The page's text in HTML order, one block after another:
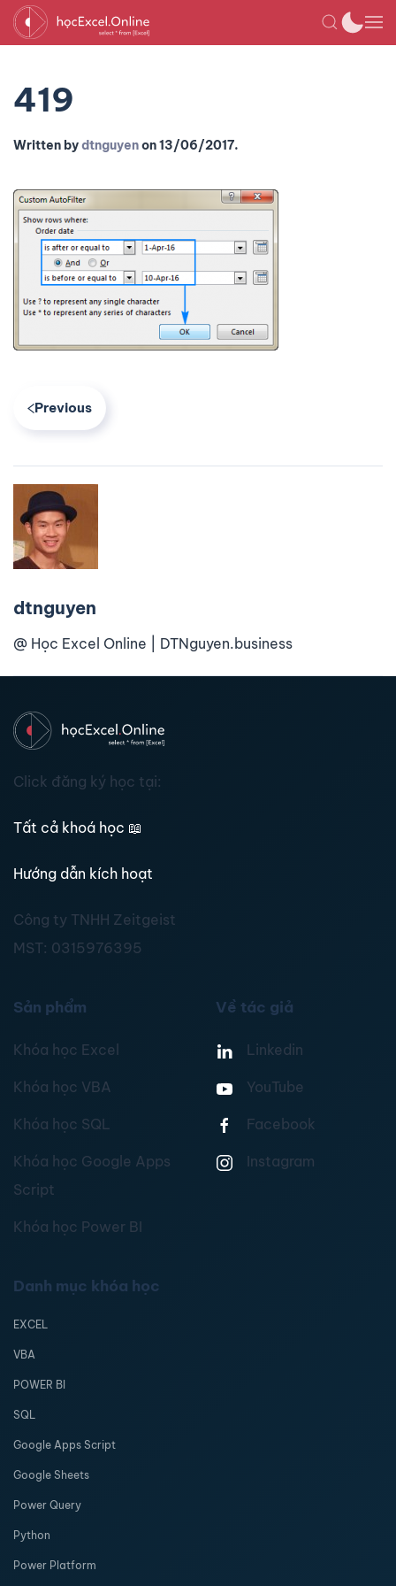
419
Written bydtnguyenon13/06/2017.
Previous
dtnguyen
@ Học Excel Online | DTNguyen.business
Click đăng ký học tại:
Tất cả khoá học 📖
Hướng dẫn kích hoạt
Công ty TNHH Zeitgeist
MST: 0315976395
Sản phẩm
Khóa học Excel
Khóa học VBA
Khóa học SQL
Khóa học Google Apps
Script
Khóa học Power BI
Về tác giả
Linkedin
YouTube
Facebook
Instagram
Danh mục khóa học
EXCEL
VBA
POWER BI
SQL
Google Apps Script
Google Sheets
Power Query
Python
Power Platform